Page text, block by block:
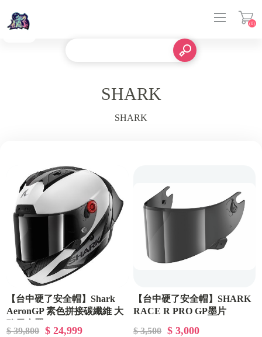
(0)
SHARK
SHARK
【台中硬了安全帽】Shark
AeronGP 素色拼接碳纖維 大
$ 39,800 $ 24,999
【台中硬了安全帽】SHARK
RACE R PRO GP墨片
$ 3,500
$ 3,000